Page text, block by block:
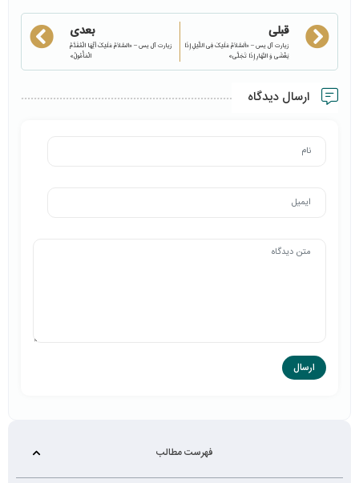
قبلی
زیارت آل یس – «اَلسَّلاَمُ عَلَیْکَ فِی اللَّیْلِ إِذَا
یَغْشَی وَ النَّهَارِ إِذَا تَجَلَّی»
بعدی
زیارت آل یس – «السَّلاَمُ عَلَیْکَ أَیُّهَا الْمُقَدَّمُ
الْمَأْمُولُ»
ارسال دیدگاه
فهرست مطالب